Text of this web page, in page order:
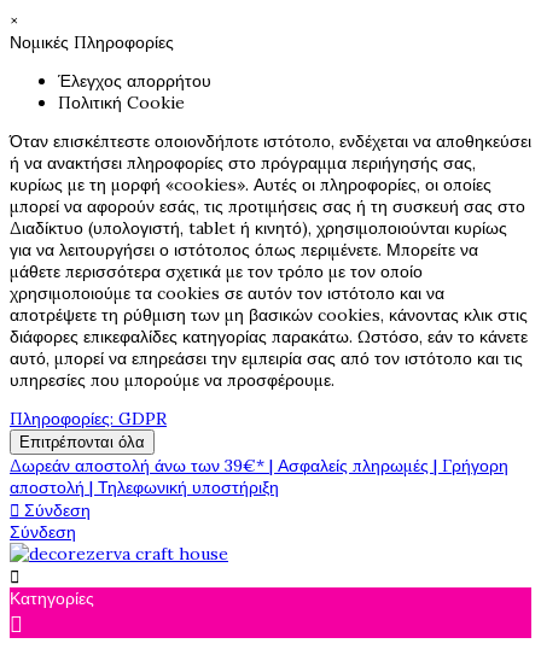
×
Νομικές Πληροφορίες
Έλεγχος απορρήτου
Πολιτική Cookie
Όταν επισκέπτεστε οποιονδήποτε ιστότοπο, ενδέχεται να αποθηκεύσει
ή να ανακτήσει πληροφορίες στο πρόγραμμα περιήγησής σας,
κυρίως με τη μορφή «cookies». Αυτές οι πληροφορίες, οι οποίες
μπορεί να αφορούν εσάς, τις προτιμήσεις σας ή τη συσκευή σας στο
Διαδίκτυο (υπολογιστή, tablet ή κινητό), χρησιμοποιούνται κυρίως
για να λειτουργήσει ο ιστότοπος όπως περιμένετε. Μπορείτε να
μάθετε περισσότερα σχετικά με τον τρόπο με τον οποίο
χρησιμοποιούμε τα cookies σε αυτόν τον ιστότοπο και να
αποτρέψετε τη ρύθμιση των μη βασικών cookies, κάνοντας κλικ στις
διάφορες επικεφαλίδες κατηγορίας παρακάτω. Ωστόσο, εάν το κάνετε
αυτό, μπορεί να επηρεάσει την εμπειρία σας από τον ιστότοπο και τις
υπηρεσίες που μπορούμε να προσφέρουμε.
Πληροφορίες: GDPR
Επιτρέπονται όλα
Δωρεάν αποστολή άνω των 39€* | Ασφαλείς πληρωμές | Γρήγορη
αποστολή | Τηλεφωνική υποστήριξη
 Σύνδεση
Σύνδεση

Κατηγορίες
